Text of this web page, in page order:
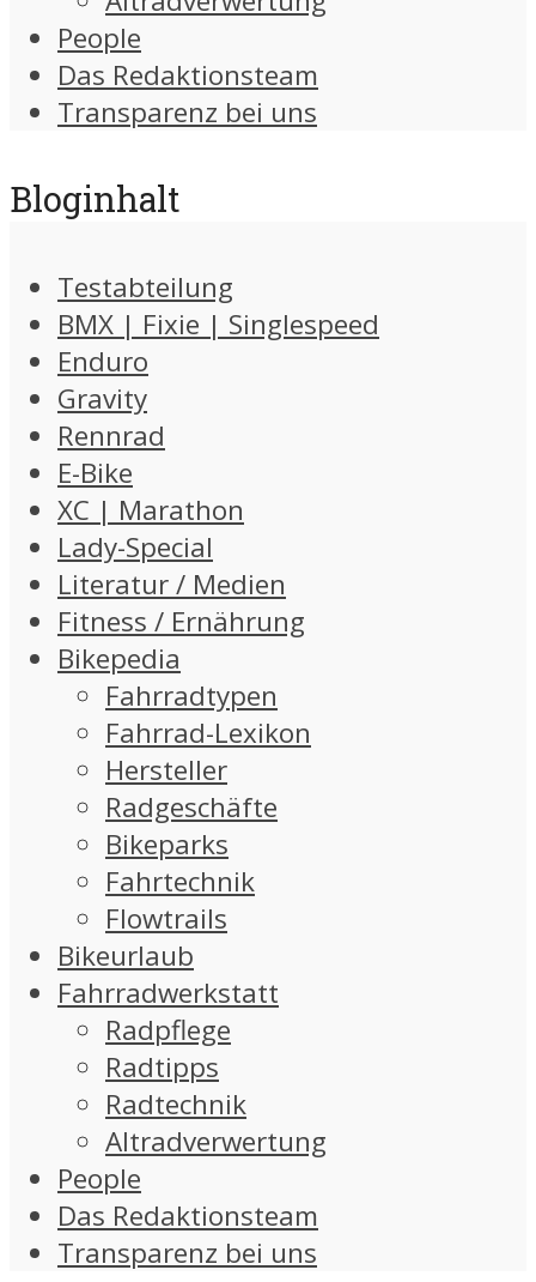
People
Das Redaktionsteam
Transparenz bei uns
Bloginhalt
Testabteilung
BMX | Fixie | Singlespeed
Enduro
Gravity
Rennrad
E-Bike
XC | Marathon
Lady-Special
Literatur / Medien
Fitness / Ernährung
Bikepedia
Fahrradtypen
Fahrrad-Lexikon
Hersteller
Radgeschäfte
Bikeparks
Fahrtechnik
Flowtrails
Bikeurlaub
Fahrradwerkstatt
Radpflege
Radtipps
Radtechnik
Altradverwertung
People
Das Redaktionsteam
Transparenz bei uns